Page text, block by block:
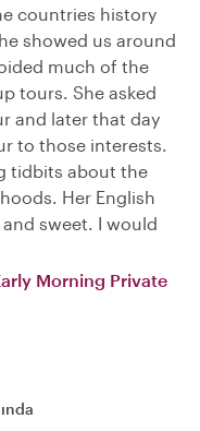
countries history
showed us around
much of the
tours. She asked
and later that day
to those interests.
tidbits about the
Her English
sweet. I would
Morning Private